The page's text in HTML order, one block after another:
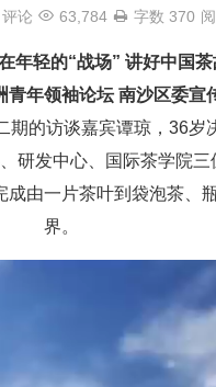
评论 63,784 字数 370
轻的“战场” 讲好中国茶
年领袖论坛 南沙区委宣
的访谈嘉宾谭琼，36
研发中心、国际茶学院
由一片茶叶到袋泡茶、
界。